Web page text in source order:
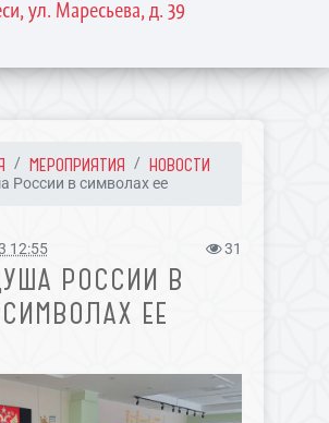
ул. Маресьева, д. 39
МЕРОПРИЯТИЯ НОВОСТИ
России в символах ее
12:55 31
РОССИИ В
СИМВОЛАХ ЕЕ